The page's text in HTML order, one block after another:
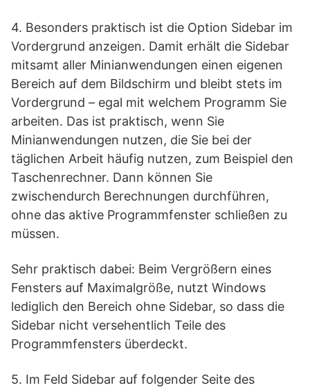
4. Besonders praktisch ist die Option Sidebar im
Vordergrund anzeigen. Damit erhält die Sidebar
mitsamt aller Minianwendungen einen eigenen
Bereich auf dem Bildschirm und bleibt stets im
Vordergrund – egal mit welchem Programm Sie
arbeiten. Das ist praktisch, wenn Sie
Minianwendungen nutzen, die Sie bei der
täglichen Arbeit häufig nutzen, zum Beispiel den
Taschenrechner. Dann können Sie
zwischendurch Berechnungen durchführen,
ohne das aktive Programmfenster schließen zu
müssen.
Sehr praktisch dabei: Beim Vergrößern eines
Fensters auf Maximalgröße, nutzt Windows
lediglich den Bereich ohne Sidebar, so dass die
Sidebar nicht versehentlich Teile des
Programmfensters überdeckt.
5. Im Feld Sidebar auf folgender Seite des